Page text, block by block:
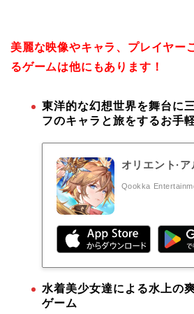
美麗な映像やキャラ、プレイヤー
るゲームは他にもあります！
東洋的な幻想世界を舞台に
フのキャラと旅をするお手
オリエント·
Qookka
水着美少女達による水上の
ゲーム